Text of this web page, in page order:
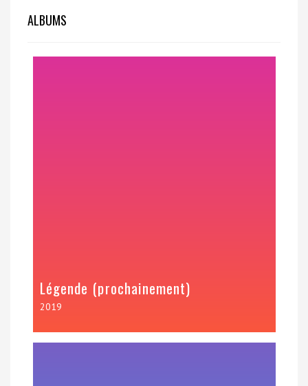
ALBUMS
Légende (prochainement)
2019